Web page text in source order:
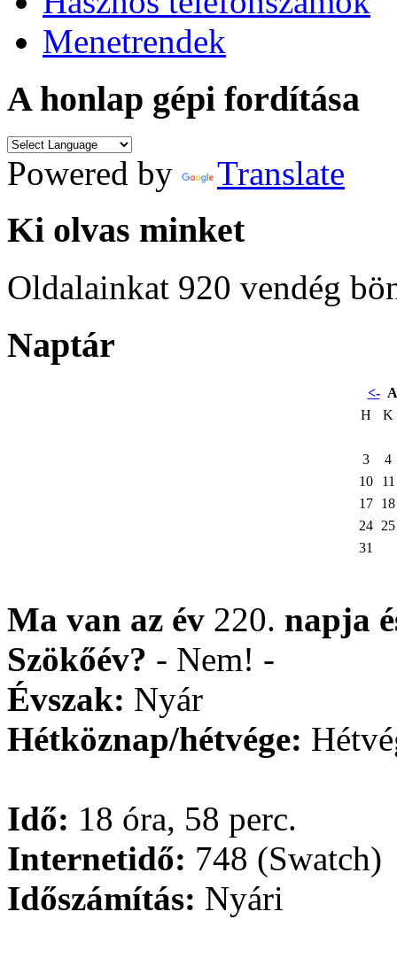
Menetrendek
A honlap gépi fordítása
Powered by Translate
Ki olvas minket
Oldalainkat 920 vendég
Naptár
<-
H
K
3
4
10
11
17 18
24 25
31
Ma van az év 220. napja
Szökőév? - Nem! -
Évszak: Nyár
Hétköznap/hétvége:
Idő: 18 óra, 58 perc.
Internetidő: 748 (Swatch)
Időszámítás: Nyári